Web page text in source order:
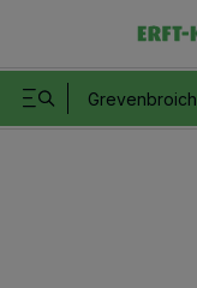
Grevenbroich